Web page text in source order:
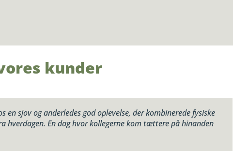
kunder
en sjov og anderledes god oplevelse, der kombinerede fysiske
hverdagen. En dag hvor kollegerne kom tættere på hinanden